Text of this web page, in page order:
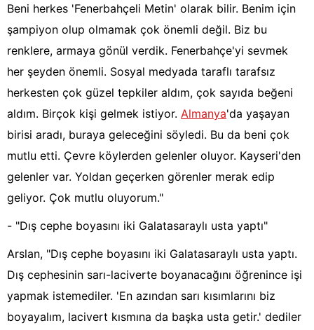
Beni herkes 'Fenerbahçeli Metin' olarak bilir. Benim için
şampiyon olup olmamak çok önemli değil. Biz bu
renklere, armaya gönül verdik. Fenerbahçe'yi sevmek
her şeyden önemli. Sosyal medyada taraflı tarafsız
herkesten çok güzel tepkiler aldım, çok sayıda beğeni
aldım. Birçok kişi gelmek istiyor. Almanya'da yaşayan
birisi aradı, buraya geleceğini söyledi. Bu da beni çok
mutlu etti. Çevre köylerden gelenler oluyor. Kayseri'den
gelenler var. Yoldan geçerken görenler merak edip
geliyor. Çok mutlu oluyorum."
- "Dış cephe boyasını iki Galatasaraylı usta yaptı"
Arslan, "Dış cephe boyasını iki Galatasaraylı usta yaptı.
Dış cephesinin sarı-laciverte boyanacağını öğrenince işi
yapmak istemediler. 'En azından sarı kısımlarını biz
boyayalım, lacivert kısmına da başka usta getir.' dediler